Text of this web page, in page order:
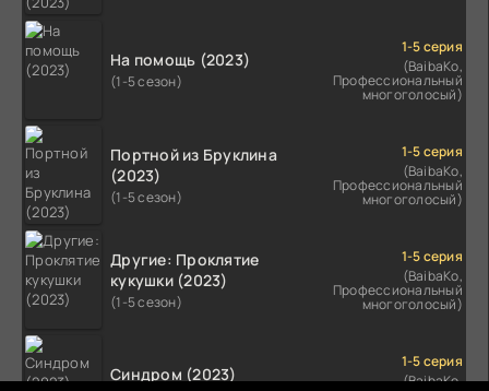
На помощь (2023)
(1-5 сезон)
1-5 серия
(BaibaKo,
Профессиональный
многоголосый)
Портной из Бруклина
(2023)
(1-5 сезон)
1-5 серия
(BaibaKo,
Профессиональный
многоголосый)
Другие: Проклятие
кукушки (2023)
(1-5 сезон)
1-5 серия
(BaibaKo,
Профессиональный
многоголосый)
Синдром (2023)
1-5 серия
(BaibaKo,